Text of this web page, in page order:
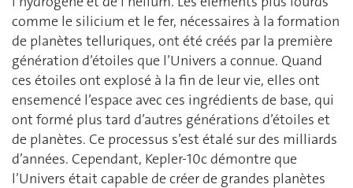
comme le silicium et le fer, nécessaires à la formation
de planètes telluriques, ont été créés par la première
génération d’étoiles que l’Univers a connue. Quand
ces étoiles ont explosé à la fin de leur vie, elles ont
ensemencé l’espace avec ces ingrédients de base, qui
ont formé plus tard d’autres générations d’étoiles et
de planètes. Ce processus s’est étalé sur des milliards
d’années. Cependant, Kepler-10c démontre que
l’Univers était capable de créer de grandes planètes